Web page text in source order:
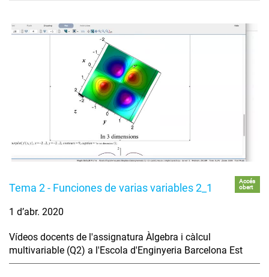
Tema 2 - Funciones de varias variables 2_1
Accés
obert
1 d’abr. 2020
Vídeos docents de l'assignatura Àlgebra i càlcul
multivariable (Q2) a l'Escola d'Enginyeria Barcelona Est